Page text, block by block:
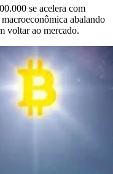
se acelera com
abalando
voltar ao mercado.